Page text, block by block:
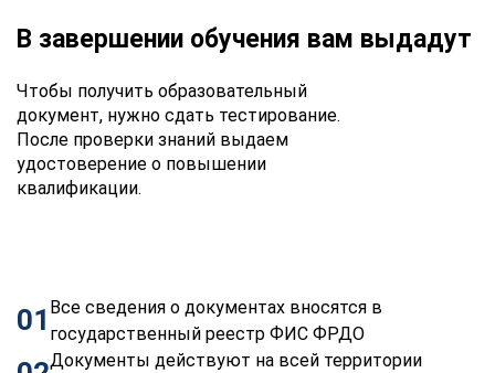
В завершении обучения вам выдадут
Чтобы получить образовательный
документ, нужно сдать тестирование.
После проверки знаний выдаем
удостоверение о повышении
квалификации.
01 Все сведения о документах вносятся в
государственный реестр ФИС ФРДО
Документы действуют на всей территории